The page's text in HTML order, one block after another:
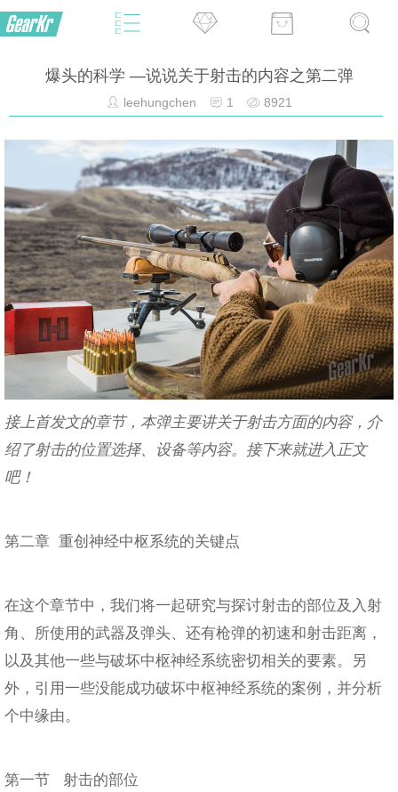
爆头的科学 —说说关于射击的内容之第二弹
leehungchen 1 8921
接上首发文的章节，本弹主要讲关于射击方面的内容，介
绍了射击的位置选择、设备等内容。接下来就进入正文
吧！
第二章 重创神经中枢系统的关键点
在这个章节中，我们将一起研究与探讨射击的部位及入射
角、所使用的武器及弹头、还有枪弹的初速和射击距离，
以及其他一些与破坏中枢神经系统密切相关的要素。另
外，引用一些没能成功破坏中枢神经系统的案例，并分析
个中缘由。
第一节 射击的部位